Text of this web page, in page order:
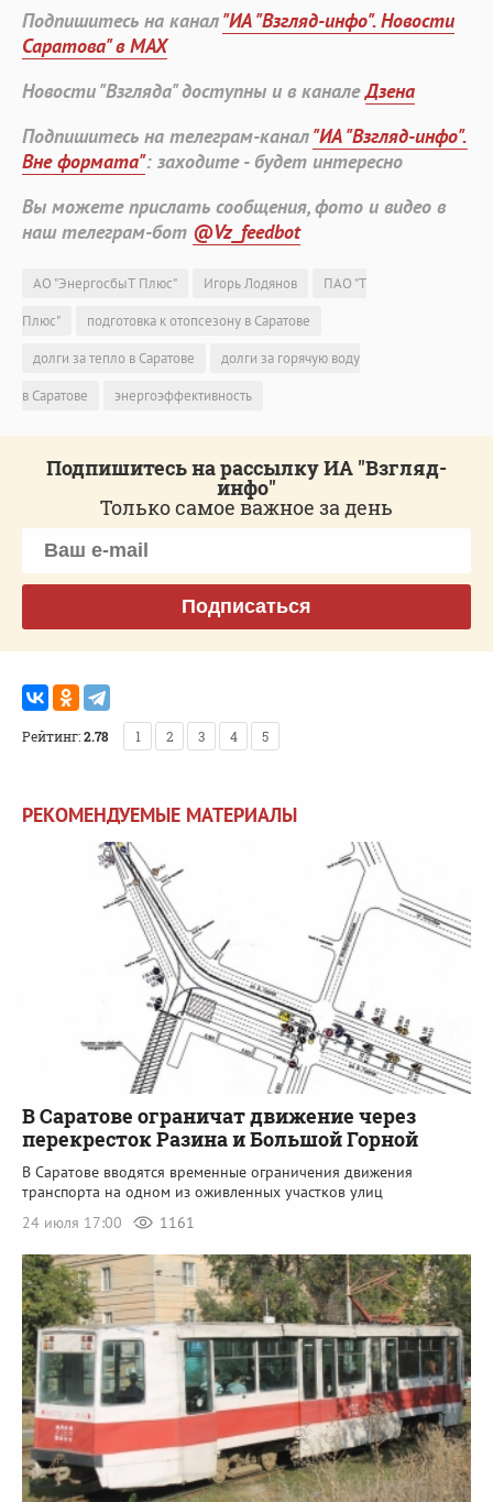
Подпишитесь на канал"ИА "Взгляд-инфо". Новости
Саратова" в MAX
Новости "Взгляда" доступны и в каналеДзена
Подпишитесь на телеграм-канал"ИА "Взгляд-инфо".
Вне формата": заходите - будет интересно
Вы можете прислать сообщения, фото и видео в
наш телеграм-бот @Vz_feedbot
АО "ЭнергосбыТ Плюс" Игорь Лодянов
ПАО "Т
Плюс"
подготовка к отопсезону в Саратове
долги за тепло в Саратове
долги за горячую воду
в Саратове
энергоэффективность
Подпишитесь на рассылку ИА "Взгляд-
инфо"
Только самое важное за день
Подписаться
Рейтинг:2.78 1 2 3 4 5
РЕКОМЕНДУЕМЫЕ МАТЕРИАЛЫ
В Саратове ограничат движение через
перекресток Разина и Большой Горной
В Саратове вводятся временные ограничения движения
транспорта на одном из оживленных участков улиц
24 июля 17:00
1161